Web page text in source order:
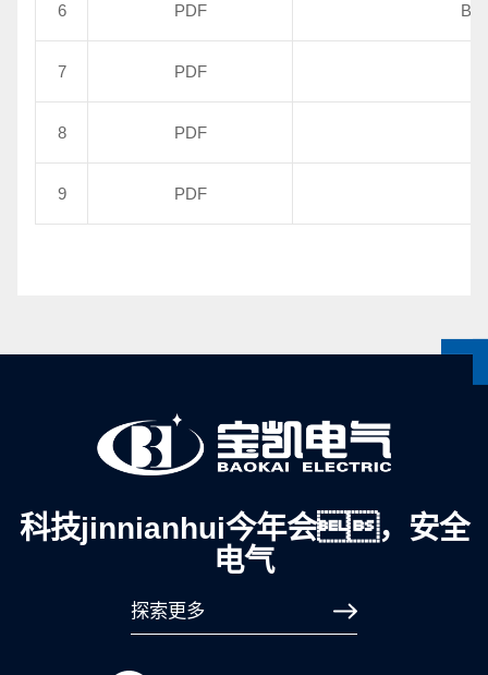
6 PDF
7 PDF
8 PDF
9 PDF
科技jinnianhui今年会，安全
电气
探索更多